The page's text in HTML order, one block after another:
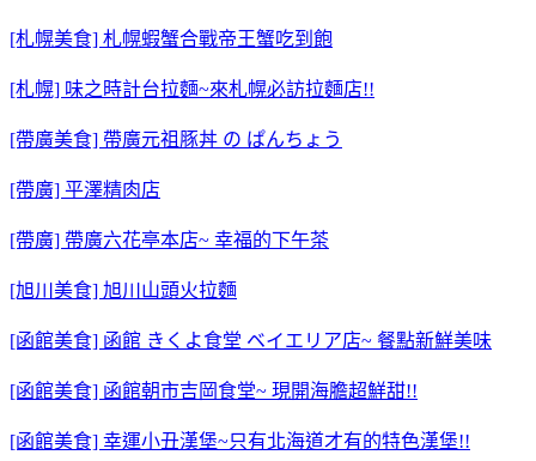
[札幌美食] 札幌蝦蟹合戰帝王蟹吃到飽
[札幌] 味之時計台拉麵~來札幌必訪拉麵店!!
[帶廣美食] 帶廣元祖豚丼 の ぱんちょう
[帶廣] 平澤精肉店
[帶廣] 帶廣六花亭本店~ 幸福的下午茶
[旭川美食] 旭川山頭火拉麵
[函館美食] 函館 きくよ食堂 ベイエリア店~ 餐點新鮮美味
[函館美食] 函館朝市吉岡食堂~ 現開海膽超鮮甜!!
[函館美食] 幸運小丑漢堡~只有北海道才有的特色漢堡!!